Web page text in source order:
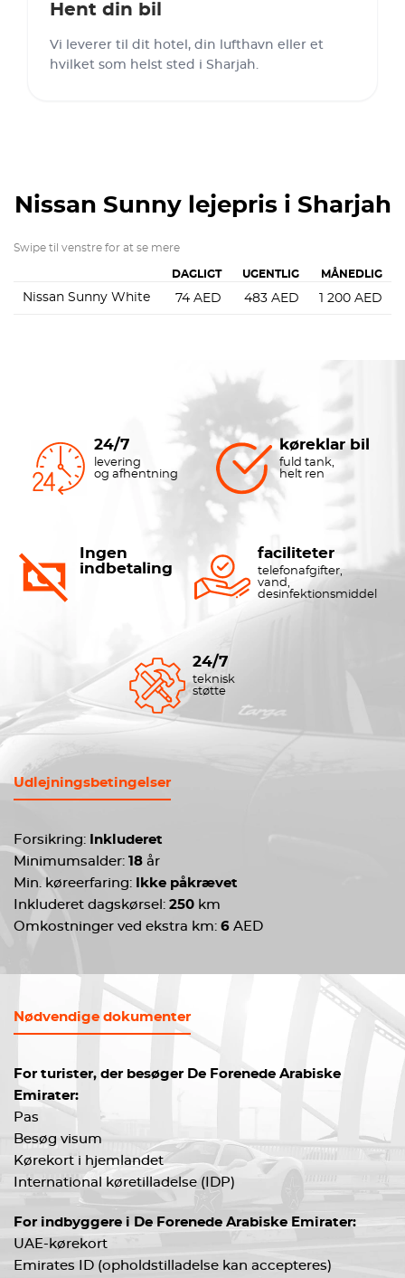
Hent din bil
Vi leverer til dit hotel, din lufthavn eller et
hvilket som helst sted i Sharjah.
Nissan Sunny lejepris i Sharjah
Swipe til venstre for at se mere
DAGLIGT UGENTLIG MÅNEDLIG
Nissan Sunny White 74 AED 483 AED 1 200 AED
24/7
levering
og afhentning
køreklar bil
fuld tank,
helt ren
Ingen
indbetaling
faciliteter
telefonafgifter,
vand,
desinfektionsmiddel
24/7
teknisk
støtte
Udlejningsbetingelser
Forsikring:
Inkluderet
Minimumsalder: 18 år
Min. køreerfaring:
Ikke påkrævet
Inkluderet dagskørsel: 250 km
Omkostninger ved ekstra km: 6 AED
Nødvendige dokumenter
For turister, der besøger De Forenede Arabiske
Emirater:
Pas
Besøg visum
Kørekort i hjemlandet
International køretilladelse (IDP)
For indbyggere i De Forenede Arabiske Emirater:
UAE-kørekort
Emirates ID (opholdstilladelse kan accepteres)